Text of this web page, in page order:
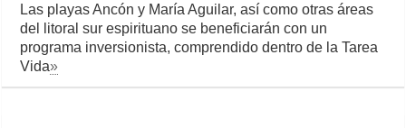
Las playas Ancón y María Aguilar, así como otras áreas
del litoral sur espirituano se beneficiarán con un
programa inversionista, comprendido dentro de la Tarea
Vida»